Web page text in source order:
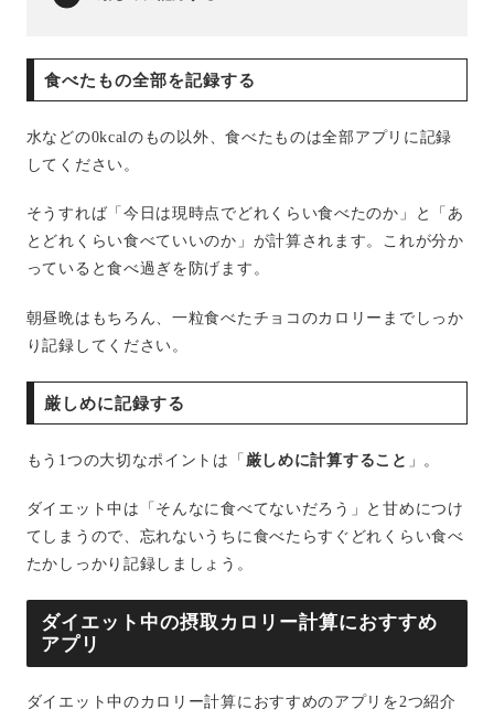
食べたもの全部を記録する
水などの0kcalのもの以外、食べたものは全部アプリに記録
してください。
そうすれば「今日は現時点でどれくらい食べたのか」と「あ
とどれくらい食べていいのか」が計算されます。これが分か
っていると食べ過ぎを防げます。
朝昼晩はもちろん、一粒食べたチョコのカロリーまでしっか
り記録してください。
厳しめに記録する
もう1つの大切なポイントは「 厳しめに計算すること 」。
ダイエット中は「そんなに食べてないだろう」と甘めにつけ
てしまうので、忘れないうちに食べたらすぐどれくらい食べ
たかしっかり記録しましょう。
ダイエット中の摂取カロリー計算におすすめ
アプリ
ダイエット中のカロリー計算におすすめのアプリを2つ紹介